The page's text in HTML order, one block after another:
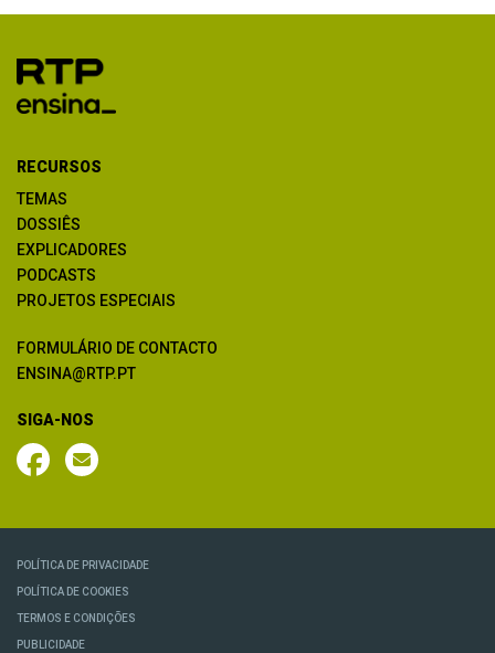
RECURSOS
TEMAS
DOSSIÊS
EXPLICADORES
PODCASTS
PROJETOS ESPECIAIS
FORMULÁRIO DE CONTACTO
ENSINA@RTP.PT
SIGA-NOS
POLÍTICA DE PRIVACIDADE
POLÍTICA DE COOKIES
TERMOS E CONDIÇÕES
PUBLICIDADE